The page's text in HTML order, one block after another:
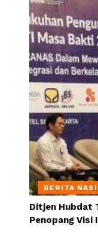
BERITA
Ditjen Hubdat
Penopang Visi